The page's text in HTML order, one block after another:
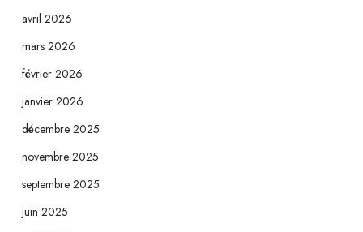
avril 2026
mars 2026
février 2026
janvier 2026
décembre 2025
novembre 2025
septembre 2025
juin 2025